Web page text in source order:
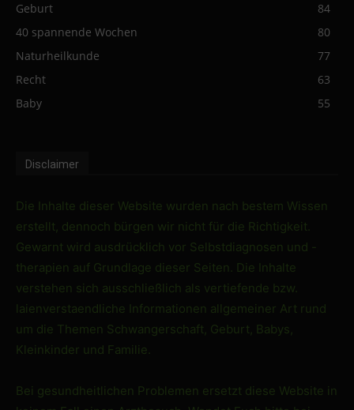
Geburt
84
40 spannende Wochen
80
Naturheilkunde
77
Recht
63
Baby
55
Disclaimer
Die Inhalte dieser Website wurden nach bestem Wissen
erstellt, dennoch bürgen wir nicht für die Richtigkeit.
Gewarnt wird ausdrücklich vor Selbstdiagnosen und -
therapien auf Grundlage dieser Seiten. Die Inhalte
verstehen sich ausschließlich als vertiefende bzw.
laienverstaendliche Informationen allgemeiner Art rund
um die Themen Schwangerschaft, Geburt, Babys,
Kleinkinder und Familie.
Bei gesundheitlichen Problemen ersetzt diese Website in